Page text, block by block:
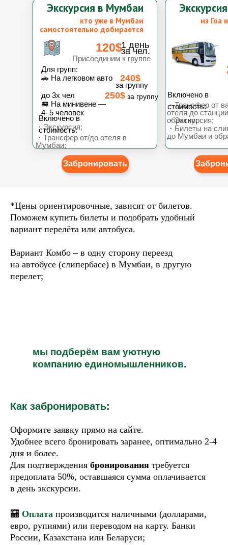
Забронировать
Экскурсия в Мумбаи
кто уже в Мумбаи
самостоятельно добирается
1 день
за чел.
за группу
за группу
120$
Для групп:
🚗 На легковом авто
—
до 3х чел
🚐 На минивене —
4–5 человек
240$
250$
Включено в
стоимость:
・Трансфер от/до отеля в
Мумбаи;
・Экскурсия;
Присоединим к группе
из Гоа
Включено в
стоимость:
・Трансфер от
отеля до
обратно;
・Билеты на
до Мумбаи и
・Экскурсия;
*Цены ориентировочные, зависят от билетов.
Поможем купить билеты и подобрать удобный
вариант перелёта или автобуса.
Вариант Комбо – в одну сторону переезд
на автобусе (слипербасе) в Мумбаи, в другую
перелет;
мы подберём вам уютную
компанию единомышленников.
Как забронировать:
Оформите заявку прямо на сайте.
Удобнее всего бронировать заранее, оптимально 2-4
дня и более.
Для подтверждения бронирования требуется
предоплата 50%, оставшаяся сумма оплачивается
в день экскурсии.
🏧 Оплата производится наличными (долларами,
евро, рупиями) или переводом на карту. Банки
России, Казахстана или Беларуси;